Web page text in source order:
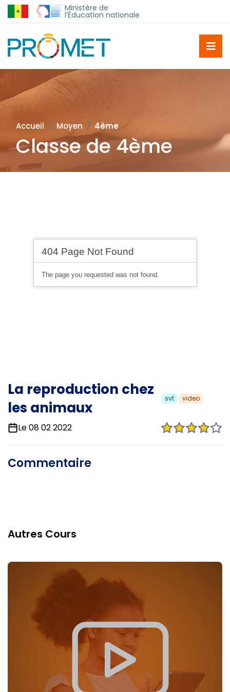
Ministère de
l’Éducation nationale
Accueil Moyen 4ème
Classe de 4ème
La reproduction chez
les animaux
svt video
Le 08 02 2022
Commentaire
Autres Cours